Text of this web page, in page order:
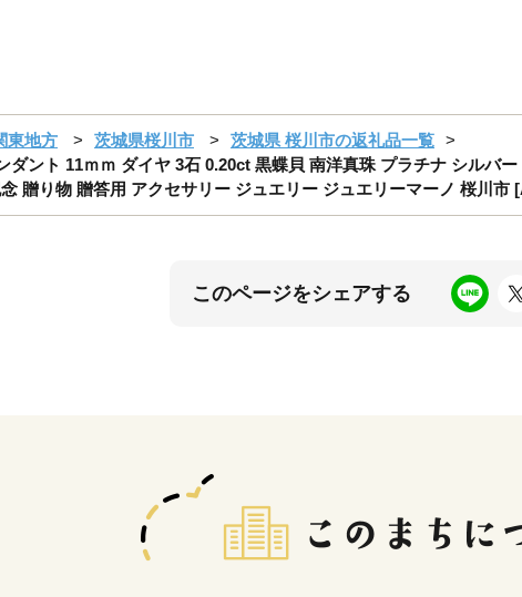
東地方 茨城県桜川市
茨城県 桜川市の返礼品一覧
ダント 11ｍｍ ダイヤ 3石 0.20ct 黒蝶貝 南洋真珠 プラチナ シルバ
贈り物 贈答用 アクセサリー ジュエリー ジュエリーマーノ 桜川市
このページをシェアする